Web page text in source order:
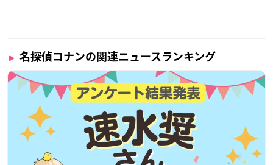
名探偵コナンの関連ニュースランキング